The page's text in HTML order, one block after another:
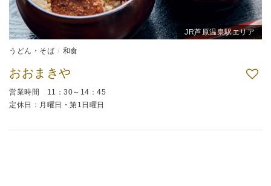
JR芦原温泉駅エリア
うどん・そば 和食
おおまきや
営業時間 11：30～14：45
定休日：月曜日・第1日曜日